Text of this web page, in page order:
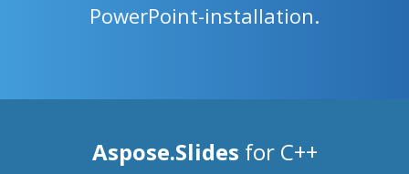
PowerPoint-installation.
Aspose.Slides for C++